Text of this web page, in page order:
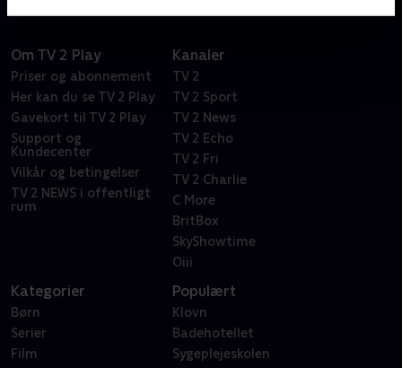
Om TV 2 Play
Priser og abonnement
Her kan du se TV 2 Play
Gavekort til TV 2 Play
Support og
Kundecenter
Vilkår og betingelser
TV 2 NEWS i offentligt
rum
Kanaler
TV 2
TV 2 Sport
TV 2 News
TV 2 Echo
TV 2 Fri
TV 2 Charlie
C More
BritBox
SkyShowtime
Oiii
Kategorier
Børn
Serier
Film
Populært
Klovn
Badehotellet
Sygeplejeskolen